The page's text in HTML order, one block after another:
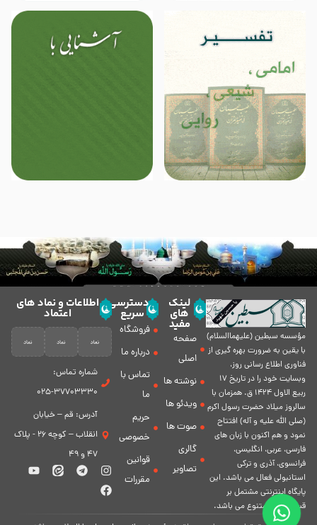
مؤسسه سبطين (عليهماالسلام)
با يقين به ضرورت بهره گیرى از
فناورى اطلاع رسانى روز،
وبسایت خود را در تاريخ 17
ربيع الاول 1424 ق. همزمان با
سالروز ميلاد حضرت رسول اكرم
(صلی الله علیه و آله) افتتاح
نمود و هم اكنون با زبان های
فارسی، عربى، انگلیسی،
فرانسوی، آذری و ترکی
استانبولی فعال مى باشد. اين
پايگاه اينترنتى مشتمل بر
قسمت هاى متنوع مى باشد.
لینک
های
مفید
صفحه
اصلی
نوشته ها
ویدئو ها
صوت ها
گالری
تصاویر
دسترسی
سریع
فروشگاه
درباره ما
تماس با
ما
حریم
خصوصی
قوانین
مقررات
اطلاعات و نماد های
اعتماد
شماره تماس:
37703330-025
آدرس: قم – خیابان
انقلاب – کوچه 26 - پلاک
47 و 49